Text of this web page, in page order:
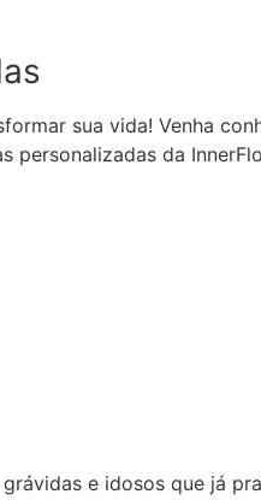
sua vida! Venha
personalizadas da
e idosos que já